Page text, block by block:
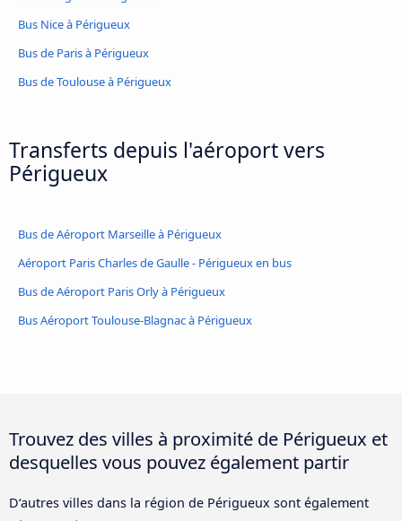
Bus Nice à Périgueux
Bus de Paris à Périgueux
Bus de Toulouse à Périgueux
Transferts depuis l'aéroport vers
Périgueux
Bus de Aéroport Marseille à Périgueux
Aéroport Paris Charles de Gaulle - Périgueux en bus
Bus de Aéroport Paris Orly à Périgueux
Bus Aéroport Toulouse-Blagnac à Périgueux
Trouvez des villes à proximité de Périgueux et
desquelles vous pouvez également partir
D‘autres villes dans la région de Périgueux sont également